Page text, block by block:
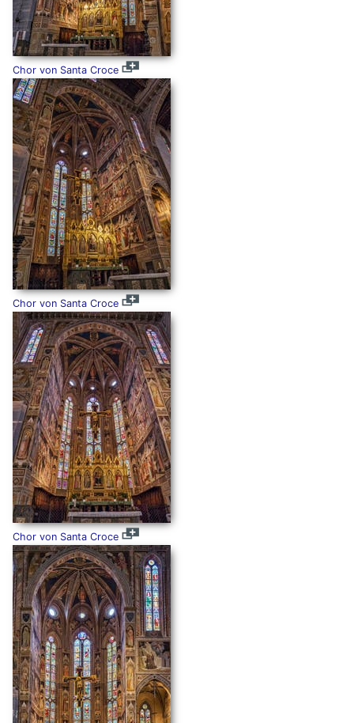
Chor von Santa Croce
Chor von Santa Croce
Chor von Santa Croce